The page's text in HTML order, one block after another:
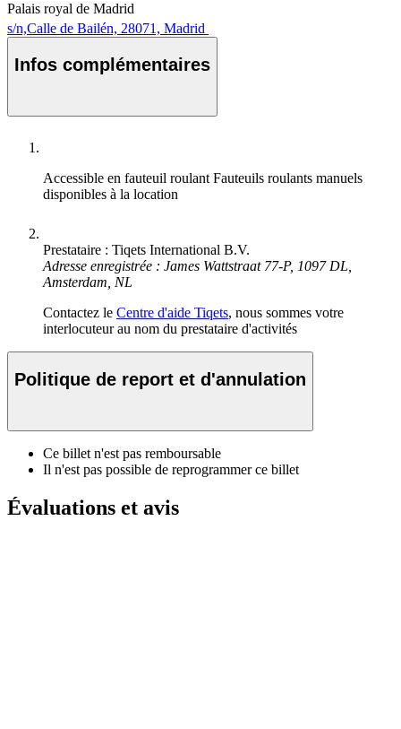
Palais royal de Madrid
s/n,Calle de Bailén, 28071, Madrid
Infos complémentaires
Accessible en fauteuil roulant Fauteuils roulants manuels
disponibles à la location
Prestataire : Tiqets International B.V.
Adresse enregistrée : James Wattstraat 77-P, 1097 DL,
Amsterdam, NL
Contactez le Centre d'aide Tiqets, nous sommes votre
interlocuteur au nom du prestataire d'activités
Politique de report et d'annulation
Ce billet n'est pas remboursable
Il n'est pas possible de reprogrammer ce billet
Évaluations et avis